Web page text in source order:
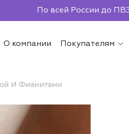
По всей России до
О компании Покупателям
И Фианитами